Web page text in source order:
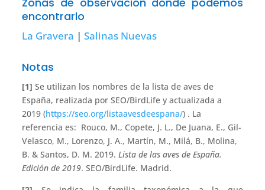
encontrarlo
La Gravera |Salinas Nuevas
Notas
[1] Se utilizan los nombres de la lista de aves de
España, realizada por SEO/BirdLife y actualizada a
2019 (https://seo.org/listaavesdeespana/) . La
referencia es: Rouco, M., Copete, J. L., De Juana, E., Gil-
Velasco, M., Lorenzo, J. A., Martín, M., Milá, B., Molina,
B. & Santos, D. M. 2019.Lista de las aves de España.
Edición de 2019. SEO/BirdLife. Madrid.